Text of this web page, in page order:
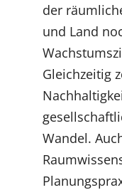
der
und Land
Gleichzeitig
Wandel.